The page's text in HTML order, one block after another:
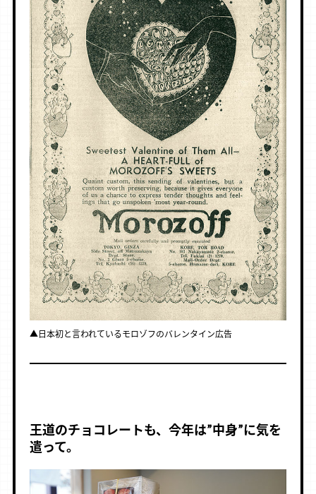
▲日本初と言われているモロゾフのバレンタイン広告
王道のチョコレートも、今年は”中身”に気を
遣って。